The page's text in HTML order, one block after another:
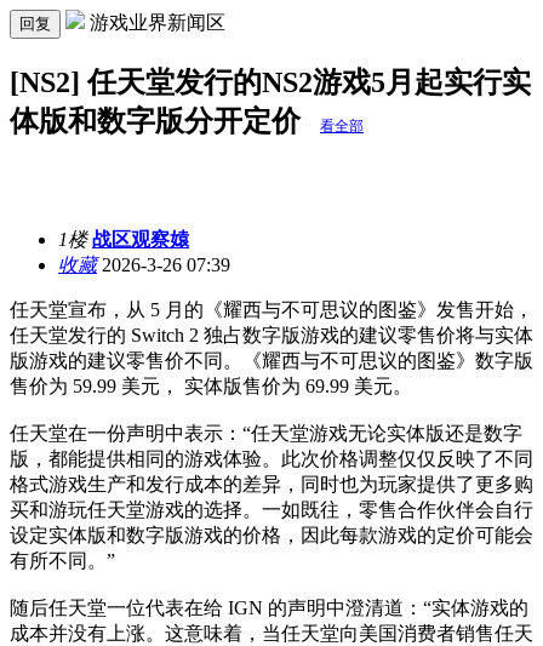
回复 游戏业界新闻区
[NS2] 任天堂发行的NS2游戏5月起实行实
体版和数字版分开定价
看全部
1楼 战区观察媴
收藏2026-3-26 07:39
任天堂宣布，从 5 月的《耀西与不可思议的图鉴》发售开始，
任天堂发行的 Switch 2 独占数字版游戏的建议零售价将与实体
版游戏的建议零售价不同。《耀西与不可思议的图鉴》数字版
售价为 59.99 美元， 实体版售价为 69.99 美元。
任天堂在一份声明中表示：“任天堂游戏无论实体版还是数字
版，都能提供相同的游戏体验。此次价格调整仅仅反映了不同
格式游戏生产和发行成本的差异，同时也为玩家提供了更多购
买和游玩任天堂游戏的选择。一如既往，零售合作伙伴会自行
设定实体版和数字版游戏的价格，因此每款游戏的定价可能会
有所不同。”
随后任天堂一位代表在给 IGN 的声明中澄清道：“实体游戏的
成本并没有上涨。这意味着，当任天堂向美国消费者销售任天